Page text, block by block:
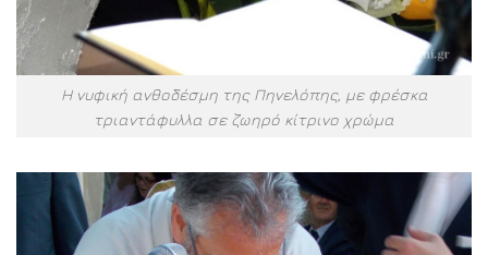
Η νυφική ανθοδέσμη της Πηνελόπης, με φρέσκα
τριαντάφυλλα σε ζωηρό κίτρινο χρώμα